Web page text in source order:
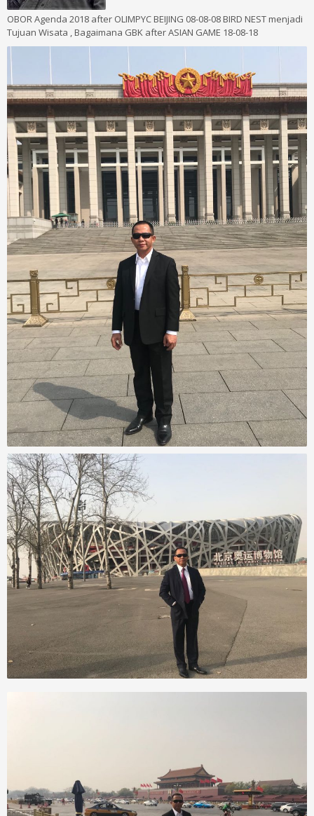
OBOR Agenda 2018 after OLIMPYC BEIJING 08-08-08 BIRD NEST menjadi
Tujuan Wisata , Bagaimana GBK after ASIAN GAME 18-08-18